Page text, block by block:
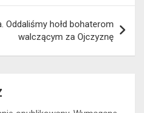
Oddaliśmy hołd bohaterom
walczącym za Ojczyznę